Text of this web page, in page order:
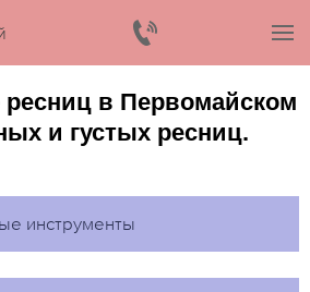
в Первомайском
и густых ресниц.
инструменты